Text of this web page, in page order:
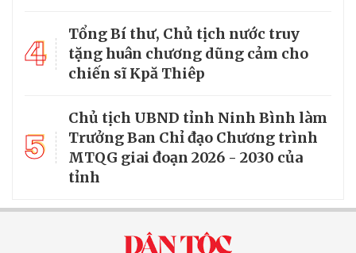
4
Tổng Bí thư, Chủ tịch nước truy
tặng huân chương dũng cảm cho
chiến sĩ Kpă Thiêp
5
Chủ tịch UBND tỉnh Ninh Bình làm
Trưởng Ban Chỉ đạo Chương trình
MTQG giai đoạn 2026 - 2030 của
tỉnh